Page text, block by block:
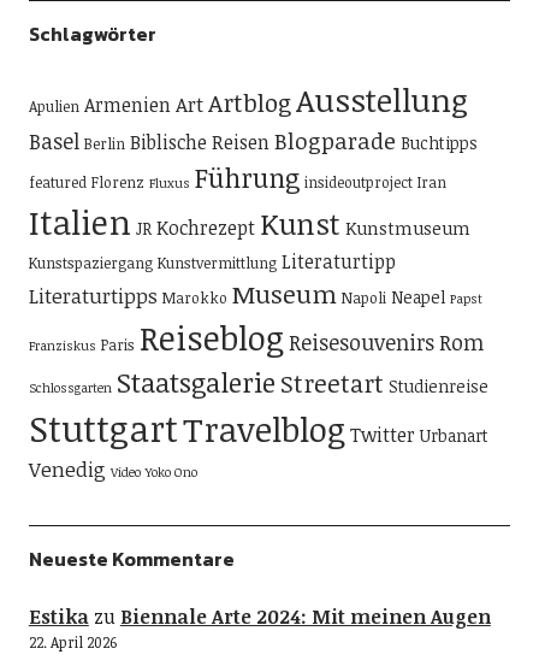
Schlagwörter
Apulien ArmenienArtArtblogAusstellung
Basel Berlin Biblische ReisenBlogparade Buchtipps
featured Florenz Fluxus Führung insideoutproject Iran
Italien JR Kochrezept Kunst Kunstmuseum
Kunstspaziergang Kunstvermittlung Literaturtipp
Literaturtipps Marokko Museum Napoli Neapel Papst
Franziskus Paris Reiseblog ReisesouvenirsRom
Schlossgarten Staatsgalerie Streetart Studienreise
StuttgartTravelblog Twitter Urbanart
Venedig Video Yoko Ono
Neueste Kommentare
Estikazu Biennale Arte 2024: Mit meinen Augen
22. April 2026